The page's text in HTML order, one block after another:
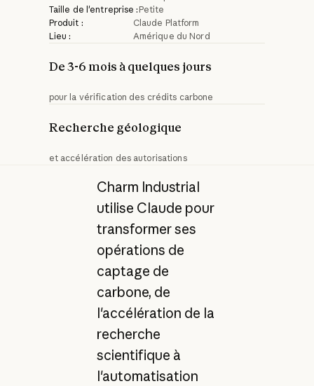
Taille de l'entreprise : Petite
Produit :
Claude Platform
Lieu :
Amérique du Nord
De 3-6 mois à quelques jours
pour la vérification des crédits carbone
Recherche géologique
et accélération des autorisations
Charm Industrial
utilise Claude pour
transformer ses
opérations de
captage de
carbone, de
l'accélération de la
recherche
scientifique à
l'automatisation